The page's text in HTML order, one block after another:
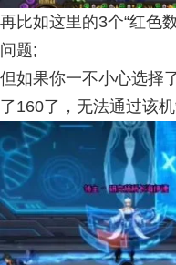
再比如这里的3个“红色
问题;
但如果你一不小心选择
了160了，无法通过该机